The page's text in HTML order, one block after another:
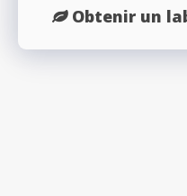
Obtenir un